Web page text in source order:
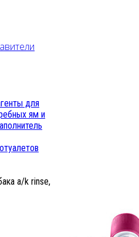
для
ям и
a/k rinse,